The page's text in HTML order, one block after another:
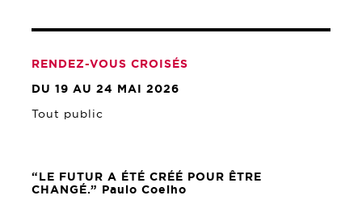
RENDEZ-VOUS CROISÉS
DU 19 AU 24 MAI 2026
Tout public
“LE FUTUR A ÉTÉ CRÉÉ POUR ÊTRE
CHANGÉ.” Paulo Coelho